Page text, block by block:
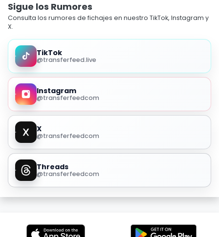
Sigue los Rumores
Consulta los rumores de fichajes en nuestro TikTok, Instagram y
X.
TikTok
@transferfeed.live
Instagram
@transferfeedcom
X
@transferfeedcom
Threads
@transferfeedcom